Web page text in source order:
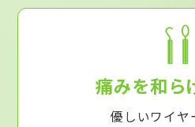
痛みを和ら
優しいワイヤ